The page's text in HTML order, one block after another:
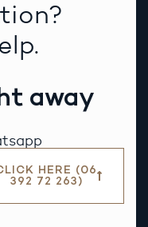
away
HERE (06
392 72 263)